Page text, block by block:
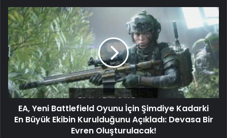
EA, Yeni Battlefield Oyunu İçin Şimdiye Kadarki
En Büyük Ekibin Kurulduğunu Açıkladı: Devasa Bir
Evren Oluşturulacak!